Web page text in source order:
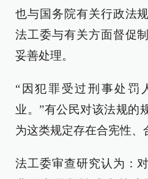
也与国务院有关行政法
法工委与有关方面督促
妥善处理。
“因犯罪受过刑事处罚
业。”有公民对该法规的
为这类规定存在合宪性、
法工委审查研究认为：